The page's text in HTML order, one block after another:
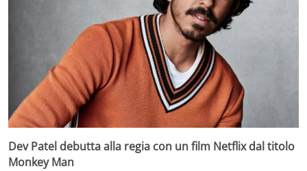
Dev Patel debutta alla regia con un film Netflix dal titolo
Monkey Man